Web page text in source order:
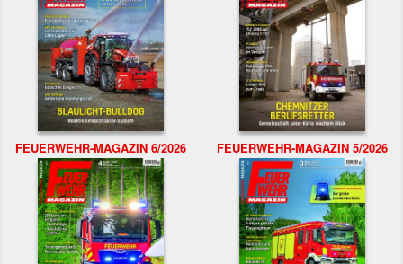
FEUERWEHR-MAGAZIN 6/2026 FEUERWEHR-MAGAZIN 5/2026